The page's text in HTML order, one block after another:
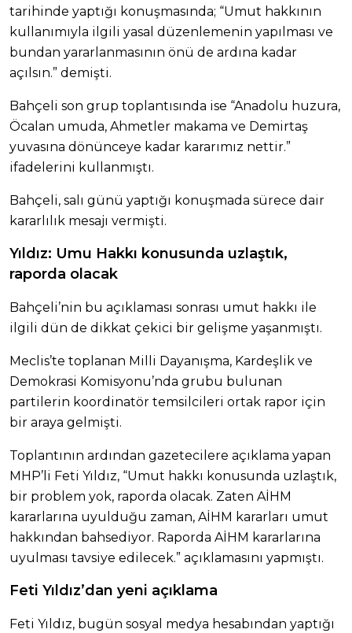
tarihinde yaptığı konuşmasında; “Umut hakkının
kullanımıyla ilgili yasal düzenlemenin yapılması ve
bundan yararlanmasının önü de ardına kadar
açılsın.” demişti.
Bahçeli son grup toplantısında ise “Anadolu huzura,
Öcalan umuda, Ahmetler makama ve Demirtaş
yuvasına dönünceye kadar kararımız nettir.”
ifadelerini kullanmıştı.
Bahçeli, salı günü yaptığı konuşmada sürece dair
kararlılık mesajı vermişti.
Yıldız: Umu Hakkı konusunda uzlaştık,
raporda olacak
Bahçeli’nin bu açıklaması sonrası umut hakkı ile
ilgili dün de dikkat çekici bir gelişme yaşanmıştı.
Meclis’te toplanan Milli Dayanışma, Kardeşlik ve
Demokrasi Komisyonu’nda grubu bulunan
partilerin koordinatör temsilcileri ortak rapor için
bir araya gelmişti.
Toplantının ardından gazetecilere açıklama yapan
MHP’li Feti Yıldız, “Umut hakkı konusunda uzlaştık,
bir problem yok, raporda olacak. Zaten AİHM
kararlarına uyulduğu zaman, AİHM kararları umut
hakkından bahsediyor. Raporda AİHM kararlarına
uyulması tavsiye edilecek.” açıklamasını yapmıştı.
Feti Yıldız’dan yeni açıklama
Feti Yıldız, bugün sosyal medya hesabından yaptığı